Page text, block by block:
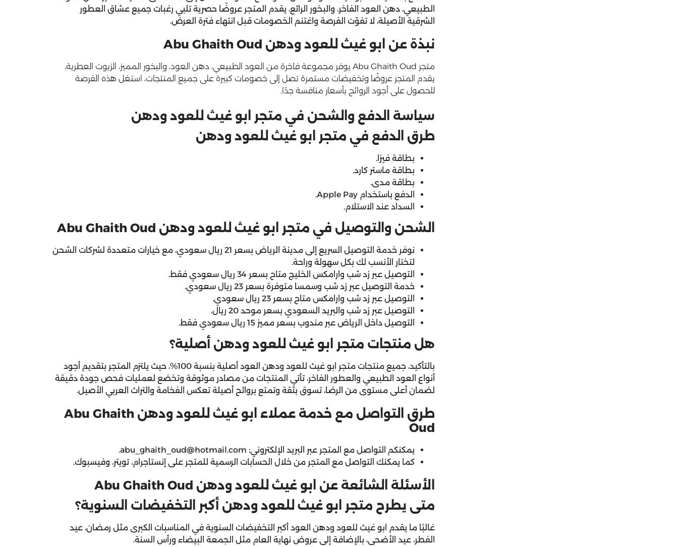
الطبيعي، دهن العود الفاخر، والبخور الرائع، يقدم المتجر عروضًا حصرية تلبي رغبات جميع عشاق العطور
الشرقية الأصيلة، لا تفوّت الفرصة واغتنم الخصومات قبل انتهاء فترة العرض.
نبذة عن ابو غيث للعود ودهن Abu Ghaith Oud
متجر Abu Ghaith Oud يوفر مجموعة فاخرة من العود الطبيعي، دهن العود، والبخور المميز، الزيوت العطرية،
يقدم المتجر عروضًا وتخفيضات مستمرة تصل إلى خصومات كبيرة على جميع المنتجات، استغل هذه الفرصة
للحصول على أجود الروائح بأسعار منافسة جدًا.
سياسة الدفع والشحن في متجر ابو غيث للعود ودهن
طرق الدفع في متجر ابو غيث للعود ودهن
بطاقة فيزا.
بطاقة ماستر كارد.
بطاقة مدى.
الدفع باستخدام Apple Pay.
السداد عند الاستلام.
الشحن والتوصيل في متجر ابو غيث للعود ودهن Abu Ghaith Oud
نوفر خدمة التوصيل السريع إلى مدينة الرياض بسعر 21 ريال سعودي، مع خيارات متعددة لشركات الشحن
لتختار الأنسب لك بكل سهولة وراحة.
التوصيل عبر زد شب وارامكس الخليج متاح بسعر 34 ريال سعودي فقط.
خدمة التوصيل عبر زد شب وسمسا متوفرة بسعر 23 ريال سعودي.
التوصيل عبر زد شب وارامكس متاح بسعر 23 ريال سعودي.
التوصيل عبر زد شب والبريد السعودي بسعر موحد 20 ريال.
التوصيل داخل الرياض عبر مندوب بسعر مميز 15 ريال سعودي فقط.
هل منتجات متجر ابو غيث للعود ودهن أصلية؟
بالتأكيد، جميع منتجات متجر ابو غيث للعود ودهن العود أصلية بنسبة 100%، حيث يلتزم المتجر بتقديم أجود
أنواع العود الطبيعي والعطور الفاخر، تأتي المنتجات من مصادر موثوقة وتخضع لعمليات فحص جودة دقيقة
لضمان أعلى مستوى من الرضا، تسوق بثقة وتمتع بروائح أصيلة تعكس الفخامة والتراث العربي الأصيل.
طرق التواصل مع خدمة عملاء ابو غيث للعود ودهن Abu Ghaith
Oud
يمكنكم التواصل مع المتجر عبر البريد الإلكتروني: abu_ghaith_oud@hotmail.com.
كما يمكنك التواصل مع المتجر من خلال الحسابات الرسمية للمتجر على إنستاجرام، تويتر، وفيسبوك.
الأسئلة الشائعة عن ابو غيث للعود ودهن Abu Ghaith Oud
متى يطرح متجر ابو غيث للعود ودهن أكبر التخفيضات السنوية؟
غالبًا ما يقدم ابو غيث للعود ودهن العود أكبر التخفيضات السنوية في المناسبات الكبرى مثل رمضان، عيد
الفطر، عيد الأضحى، بالإضافة إلى عروض نهاية العام مثل الجمعة البيضاء ورأس السنة.